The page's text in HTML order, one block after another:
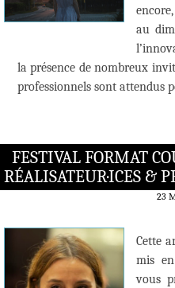
au
la présence de nombreux
professionnels sont attendus
FESTIVAL FORMAT
RÉALISATEUR·ICES &
23
Cette
mis
vous